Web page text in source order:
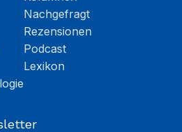
Nachgefragt
Rezensionen
Podcast
Lexikon